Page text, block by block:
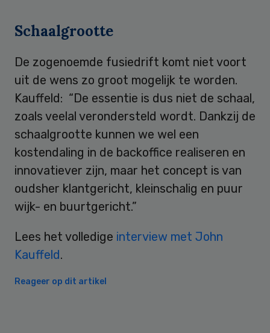
Schaalgrootte
De zogenoemde fusiedrift komt niet voort
uit de wens zo groot mogelijk te worden.
Kauffeld: “De essentie is dus niet de schaal,
zoals veelal verondersteld wordt. Dankzij de
schaalgrootte kunnen we wel een
kostendaling in de backoffice realiseren en
innovatiever zijn, maar het concept is van
oudsher klantgericht, kleinschalig en puur
wijk- en buurtgericht.”
Lees het volledige interview met John
Kauffeld.
Reageer op dit artikel